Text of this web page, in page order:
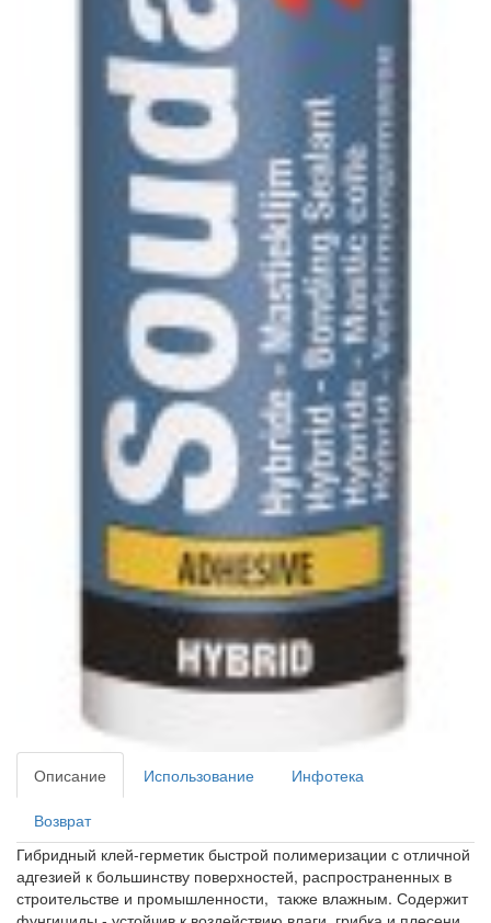
Описание Использование Инфотека
Возврат
Гибридный клей-герметик быстрой полимеризации с отличной
адгезией к большинству поверхностей, распространенных в
строительстве и промышленности, также влажным. Содержит